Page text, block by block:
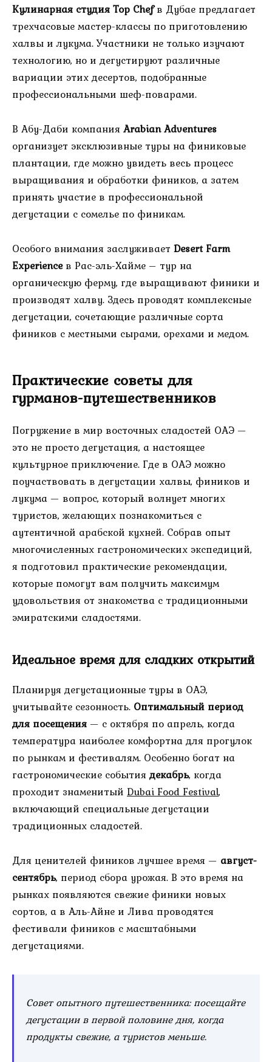
Кулинарная студия Top Chefв Дубае предлагает
трехчасовые мастер-классы по приготовлению
халвы и лукума. Участники не только изучают
технологию, но и дегустируют различные
вариации этих десертов, подобранные
профессиональными шеф-поварами.
В Абу-Даби компанияArabian Adventures
организует эксклюзивные туры на финиковые
плантации, где можно увидеть весь процесс
выращивания и обработки фиников, а затем
принять участие в профессиональной
дегустации с сомелье по финикам.
Особого внимания заслуживает Desert Farm
Experienceв Рас-эль-Хайме – тур на
органическую ферму, где выращивают финики и
производят халву. Здесь проводят комплексные
дегустации, сочетающие различные сорта
фиников с местными сырами, орехами и медом.
Практические советы для
гурманов-путешественников
Погружение в мир восточных сладостей ОАЭ —
это не просто дегустация, а настоящее
культурное приключение. Где в ОАЭ можно
поучаствовать в дегустации халвы, фиников и
лукума — вопрос, который волнует многих
туристов, желающих познакомиться с
аутентичной арабской кухней. Собрав опыт
многочисленных гастрономических экспедиций,
я подготовил практические рекомендации,
которые помогут вам получить максимум
удовольствия от знакомства с традиционными
эмиратскими сладостями.
Идеальное время для сладких открытий
Планируя дегустационные туры в ОАЭ,
учитывайте сезонность. Оптимальный период
для посещения — с октября по апрель, когда
температура наиболее комфортна для прогулок
по рынкам и фестивалям. Особенно богат на
гастрономические событиядекабрь, когда
проходит знаменитый Dubai Food Festival,
включающий специальные дегустации
традиционных сладостей.
Для ценителей фиников лучшее время — август-
сентябрь, период сбора урожая. В это время на
рынках появляются свежие финики новых
сортов, а в Аль-Айне и Лива проводятся
фестивали фиников с масштабными
дегустациями.
Совет опытного путешественника: посещайте
дегустации в первой половине дня, когда
продукты свежие, а туристов меньше.